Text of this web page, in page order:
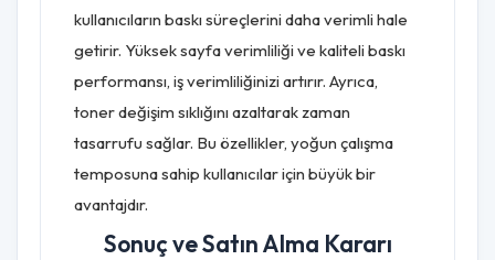
kullanıcıların baskı süreçlerini daha verimli hale
getirir. Yüksek sayfa verimliliği ve kaliteli baskı
performansı, iş verimliliğinizi artırır. Ayrıca,
toner değişim sıklığını azaltarak zaman
tasarrufu sağlar. Bu özellikler, yoğun çalışma
temposuna sahip kullanıcılar için büyük bir
avantajdır.
Sonuç ve Satın Alma Kararı